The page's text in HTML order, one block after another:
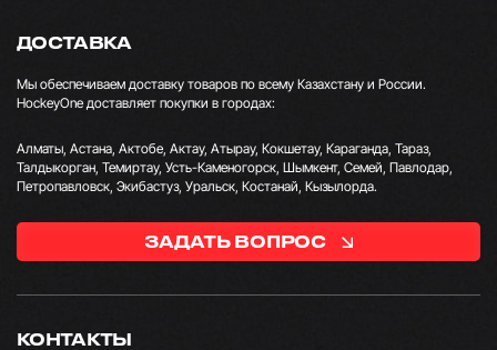
КОНТАКТЫ
ДОСТАВКА
Мы обеспечиваем доставку товаров по всему Казахстану и России.
HockeyOne доставляет покупки в городах:
Алматы, Астана, Актобе, Актау, Атырау, Кокшетау, Караганда, Тараз,
Талдыкорган, Темиртау, Усть-Каменогорск, Шымкент, Семей, Павлодар,
Петропавловск, Экибастуз, Уральск, Костанай, Кызылорда.
ЗАДАТЬ ВОПРОС